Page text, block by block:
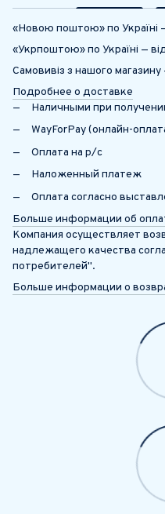
«Новою поштою» по Україні
«Укрпоштою» по Україні —
Самовивіз з нашого
Подробнее о доставке
Наличными при
WayForPay (онлайн-
Оплата на р/с
Наложенный платеж
Оплата согласно
Больше информации об
Компания осуществляет
надлежащего качества
потребителей".
Больше информации о